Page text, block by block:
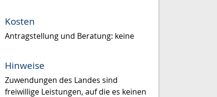
Kosten
Antragstellung und Beratung: keine
Hinweise
Zuwendungen des Landes sind
freiwillige Leistungen, auf die es keinen